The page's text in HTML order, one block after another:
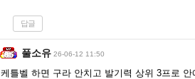
답글
풀소유 26-06-12 11:50
케틀벨 하면 구라 안치고 발기력 상위 3프로 안